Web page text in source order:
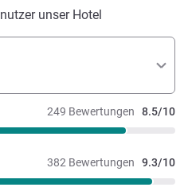
unser Hotel
249 Bewertungen 8.5/10
382 Bewertungen 9.3/10